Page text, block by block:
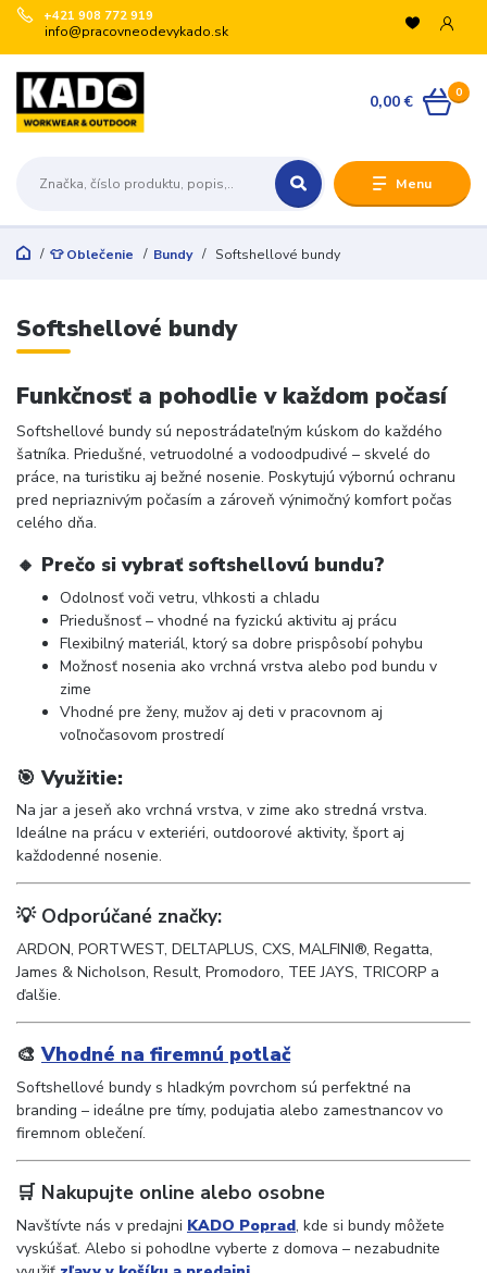
Menu
+421 908 772 919
info@pracovneodevykado.sk
0
0,00 €
👕 Oblečenie Bundy Softshellové bundy
Softshellové bundy
Funkčnosť a pohodlie v každom počasí
Softshellové bundy sú nepostrádateľným kúskom do každého
šatníka. Priedušné, vetruodolné a vodoodpudivé – skvelé do
práce, na turistiku aj bežné nosenie. Poskytujú výbornú ochranu
pred nepriaznivým počasím a zároveň výnimočný komfort počas
celého dňa.
🔸 Prečo si vybrať softshellovú bundu?
Odolnosť voči vetru, vlhkosti a chladu
Priedušnosť – vhodné na fyzickú aktivitu aj prácu
Flexibilný materiál, ktorý sa dobre prispôsobí pohybu
Možnosť nosenia ako vrchná vrstva alebo pod bundu v
zime
Vhodné pre ženy, mužov aj deti v pracovnom aj
voľnočasovom prostredí
🎯Využitie:
Na jar a jeseň ako vrchná vrstva, v zime ako stredná vrstva.
Ideálne na prácu v exteriéri, outdoorové aktivity, šport aj
každodenné nosenie.
💡 Odporúčané značky:
ARDON, PORTWEST, DELTAPLUS, CXS, MALFINI®, Regatta,
James & Nicholson, Result, Promodoro, TEE JAYS, TRICORP a
ďalšie.
🎨Vhodné na firemnú potlač
Softshellové bundy s hladkým povrchom sú perfektné na
branding – ideálne pre tímy, podujatia alebo zamestnancov vo
firemnom oblečení.
🛒 Nakupujte online alebo osobne
Navštívte nás v predajni KADO Poprad, kde si bundy môžete
vyskúšať. Alebo si pohodlne vyberte z domova – nezabudnite